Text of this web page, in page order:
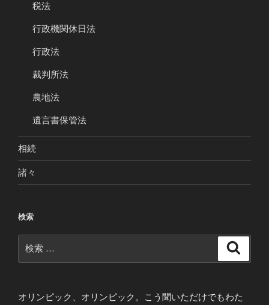
税法
行政機関休日法
行政法
裁判所法
農地法
遺言書保管法
相続
諸々
検索
索:
オリンピック、オリンピック。こう聞いただけでもわた